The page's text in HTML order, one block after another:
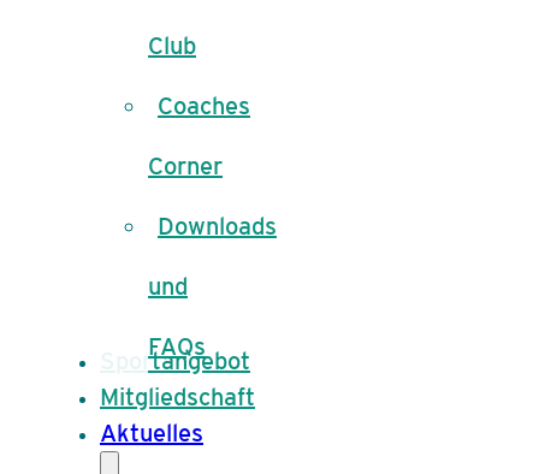
Club
Coaches
Corner
Downloads
und
FAQs
Sportangebot
Mitgliedschaft
Aktuelles